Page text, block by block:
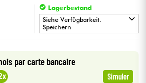
Lagerbestand
Siehe Verfügbarkeit.
Speichern
• LYON
par carte bancaire
Simuler